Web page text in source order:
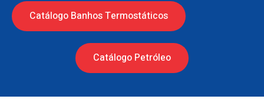
Catálogo Banhos Termostáticos
Catálogo Petróleo